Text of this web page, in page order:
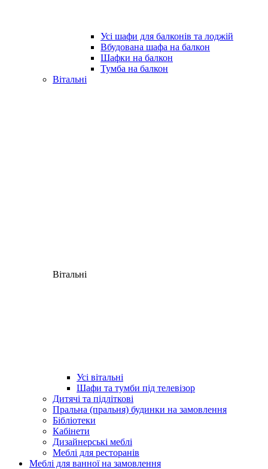
Усі шафи для балконів та лоджій
Вбудована шафа на балкон
Шафки на балкон
Тумба на балкон
Вітальні
Вітальні
Усі вітальні
Шафи та тумби під телевізор
Дитячі та підліткові
Пральна (пральня) будинки на замовлення
Бібліотеки
Кабінети
Дизайнерські меблі
Меблі для ресторанів
Меблі для ванної на замовлення